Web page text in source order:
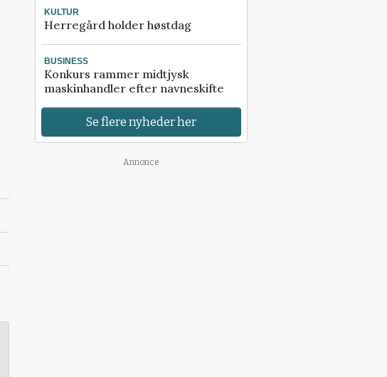
KULTUR
Herregård holder høstdag
BUSINESS
Konkurs rammer midtjysk
maskinhandler efter navneskifte
Se flere nyheder her
Annonce